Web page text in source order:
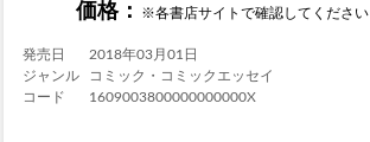
価格： ※各書店サイトで確認してください
発売日
2018年03月01日
ジャンル
コミック・コミックエッセイ
コード
1609003800000000000X